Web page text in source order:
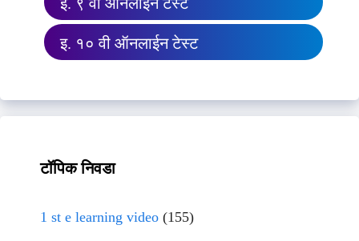
इ. १० वी ऑनलाईन टेस्ट
टॉपिक निवडा
1 st e learning video (155)